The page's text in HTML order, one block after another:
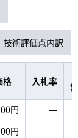
技術評価点内訳
格 入札率
円
―
円
―